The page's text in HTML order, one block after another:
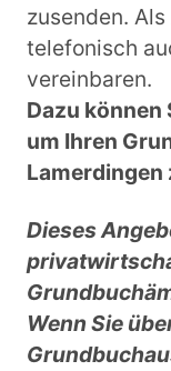
zusenden.
telefonisch
vereinbaren.
Dazu können
um Ihren
Lamerdingen
Dieses
Wenn Sie